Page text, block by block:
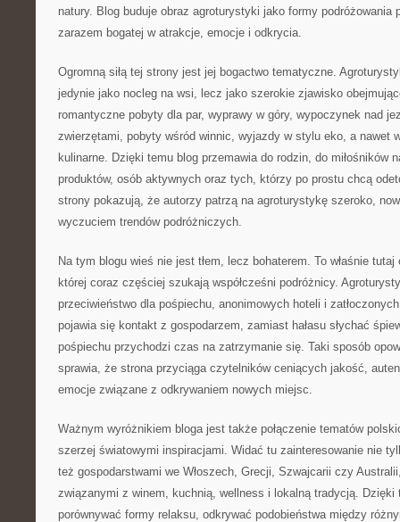
natury. Blog buduje obraz agroturystyki jako formy podróżowania
zarazem bogatej w atrakcje, emocje i odkrycia.
Ogromną siłą tej strony jest jej bogactwo tematyczne.
jedynie jako nocleg na wsi, lecz jako szerokie zjawisko
romantyczne pobyty dla par, wyprawy w góry, wypoczynek nad
zwierzętami, pobyty wśród winnic, wyjazdy w stylu eko, a nawet
kulinarne. Dzięki temu blog przemawia do rodzin, do miłośników
produktów, osób aktywnych oraz tych, którzy po prostu chcą
strony pokazują, że autorzy patrzą na agroturystykę szeroko,
wyczuciem trendów podróżniczych.
Na tym blogu wieś nie jest tłem, lecz bohaterem. To właśnie
której coraz częściej szukają współcześni podróżnicy.
przeciwieństwo dla pośpiechu, anonimowych hoteli i
pojawia się kontakt z gospodarzem, zamiast hałasu słychać
pośpiechu przychodzi czas na zatrzymanie się. Taki sposób
sprawia, że strona przyciąga czytelników ceniących jakość,
emocje związane z odkrywaniem nowych miejsc.
Ważnym wyróżnikiem bloga jest także połączenie tematów
szerzej światowymi inspiracjami. Widać tu zainteresowanie nie
też gospodarstwami we Włoszech, Grecji, Szwajcarii czy
związanymi z winem, kuchnią, wellness i lokalną tradycją.
porównywać formy relaksu, odkrywać podobieństwa między